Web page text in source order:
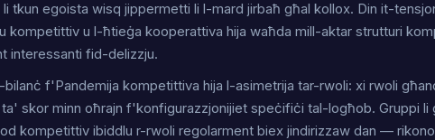
tkun egoista wisq jippermetti li l-mard jirbaħ għal kollox. Din it-
kompetittiv u l-ħtieġa kooperattiva hija waħda mill-aktar strutturi
interessanti fid-delizzju.
f'Pandemija kompetittiva hija l-asimetrija tar-rwoli: xi rwoli
skor minn oħrajn f'konfigurazzjonijiet speċifiċi tal-logħob. Gruppi li
kompetittiv ibiddlu r-rwoli regolarment biex jindirizzaw dan —